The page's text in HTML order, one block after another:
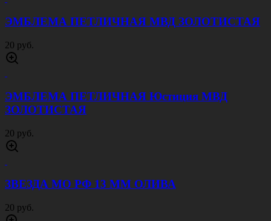
ЭМБЛЕМА ПЕТЛИЧНАЯ МВД ЗОЛОТИСТАЯ
20 руб.
ЭМБЛЕМА ПЕТЛИЧНАЯ Юстиция МВД
ЗОЛОТИСТАЯ
20 руб.
ЗВЕЗДА МО РФ 13 ММ ОЛИВА
20 руб.